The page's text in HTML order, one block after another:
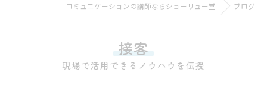
コミュニケーションの講師ならショーリュー堂 ブログ
接客
現場で活用できるノウハウを伝授